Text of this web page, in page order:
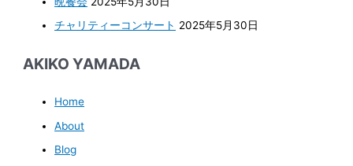
チャリティーコンサート 2025年5月30日
AKIKO YAMADA
Home
About
Blog